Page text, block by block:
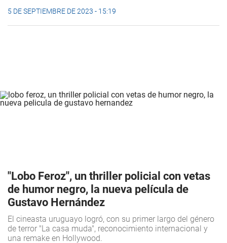
5 DE SEPTIEMBRE DE 2023 - 15:19
"Lobo Feroz", un thriller policial con vetas
de humor negro, la nueva película de
Gustavo Hernández
El cineasta uruguayo logró, con su primer largo del género
de terror "La casa muda", reconocimiento internacional y
una remake en Hollywood.